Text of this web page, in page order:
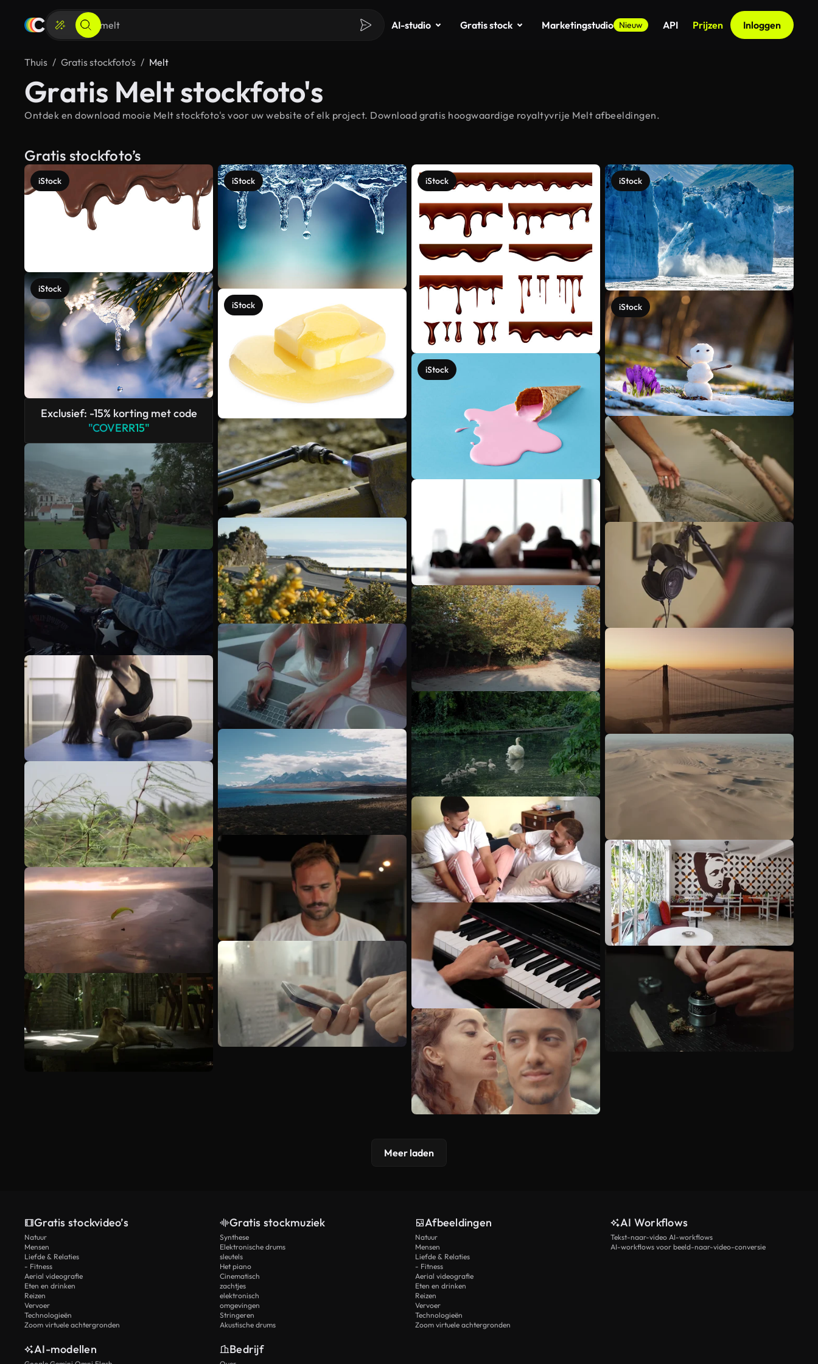
AI-studio Gratis stock Marketingstudio Nieuw API Prijzen Inloggen
Thuis Gratis stockfoto’s Melt
Gratis Melt stockfoto's
Ontdek en download mooie Melt stockfoto's voor uw website of elk project. Download gratis hoogwaardige royaltyvrije Melt afbeeldingen.
Gratis stockfoto’s
iStock
iStock
Exclusief: -15% korting met code
"COVERR15"
iStock
iStock
iStock
iStock
iStock
iStock
Meer bekijken
Meer laden
Gratis stockvideo’s
Natuur
Mensen
Liefde & Relaties
- Fitness
Aerial videografie
Eten en drinken
Reizen
Vervoer
Technologieën
Zoom virtuele achtergronden
Gratis stockmuziek
Synthese
Elektronische drums
sleutels
Het piano
Cinematisch
zachtjes
elektronisch
omgevingen
Stringeren
Akustische drums
Afbeeldingen
Natuur
Mensen
Liefde & Relaties
- Fitness
Aerial videografie
Eten en drinken
Reizen
Vervoer
Technologieën
Zoom virtuele achtergronden
AI Workflows
Tekst-naar-video AI-workflows
AI-workflows voor beeld-naar-video-conversie
AI-modellen Bedrijf